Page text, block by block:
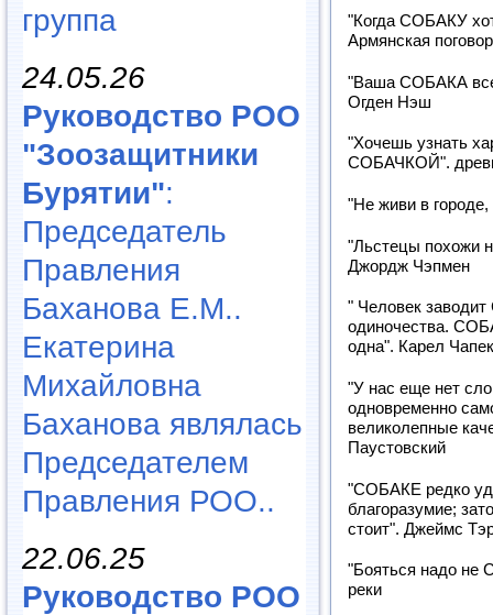
группа
24.05.26
Руководство РОО
"Зоозащитники
Бурятии":
Председатель
Правления
Баханова Е.М..
Екатерина
Михайловна
Баханова являлась
Председателем
Правления РОО..
22.06.25
Руководство РОО
"Когда СОБАКУ
Армянская
"Ваша СОБАКА
Огден Нэш
"Хочешь узнать
СОБАЧКОЙ".
"Не живи в
"Льстецы похожи
Джордж Чэпмен
" Человек
одиночества.
одна". Карел Чапек
"У нас еще нет
одновременно
великолепные
Паустовский
"СОБАКЕ редко
благоразумие;
стоит". Джеймс
"Бояться надо не
реки